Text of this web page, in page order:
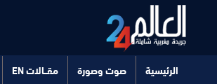
الرئيسية صوت وصورة مقــالات EN